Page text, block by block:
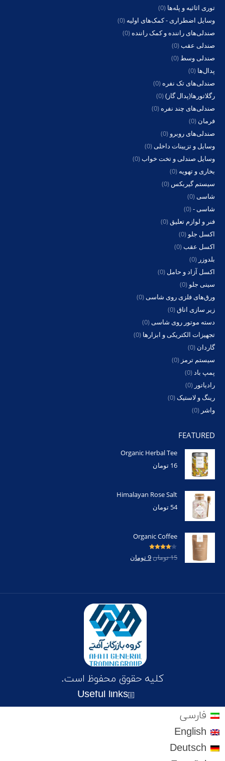
توری اثاثیه و پله‌ها (0)
وسایل اضطراری - کمک‌های اولیه (0)
صندلی‌های راننده و کمک راننده (0)
صندلی عقب(0)
صندلی وسط (0)
پدال‌ها (0)
صندلی‌های تک نفره (0)
رگلاتورها(پدال گاز)(0)
صندلی‌های چند نفره (0)
فرمان (0)
صندلی‌های روبرو (0)
وسایل و تزیینات داخلی(0)
وسایل صندلی و تخت خواب(0)
بخاری و تهویه (0)
سیستم گیربکس (0)
شاسی(0)
شاسی -(0)
فنر و لوازم تعلیق(0)
اکسل جلو (0)
اکسل عقب(0)
بلدوزر (0)
اکسل آزاد و حامل (0)
سینی جلو (0)
ورق‌های فلزی روی شاسی(0)
زیر سازی اتاق(0)
دسته موتور روی شاسی(0)
تجهیزات الکتریکی و ابزارها (0)
گاردان (0)
سیستم ترمز (0)
پمپ باد(0)
رادیاتور (0)
رینگ و لاستیک(0)
واشر (0)
FEATURED
Organic Herbal Tee
16 تومان
Himalayan Rose Salt
54 تومان
Organic Coffee
امتیاز4.00
از 5 15تومان9تومان
کلیه حقوق محفوظ است.
Useful links
فارسی
English
Deutsch